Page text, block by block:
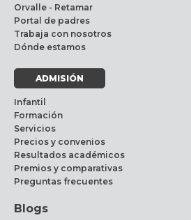
Orvalle - Retamar
Portal de padres
Trabaja con nosotros
Dónde estamos
ADMISIÓN
Infantil
Formación
Servicios
Precios y convenios
Resultados académicos
Premios y comparativas
Preguntas frecuentes
Blogs